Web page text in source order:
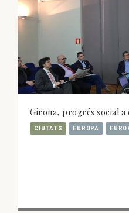
Girona, progrés social a
CIUTATS EUROPA